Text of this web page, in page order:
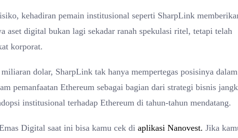
kehadiran pemain institusional seperti SharpLink
aset digital bukan lagi sekadar ranah spekulasi ritel, tetapi telah
korporat.
dolar, SharpLink tak hanya mempertegas posisinya dalam
pemanfaatan Ethereum sebagai bagian dari strategi bisnis
institusional terhadap Ethereum di tahun-tahun mendatang.
Digital saat ini bisa kamu cek di aplikasi Nanovest. Jika